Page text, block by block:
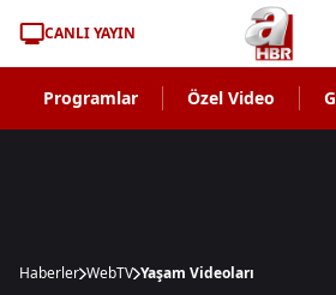
CANLI YAYIN
Programlar Özel Video
Haberler WebTV Yaşam Videoları